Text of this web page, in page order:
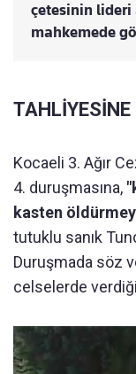
çetesinin lideri
mahkemede
TAHLİYESİNE
Kocaeli 3. Ağır
4. duruşmasına,
kasten
tutuklu sanık
Duruşmada söz
celselerde